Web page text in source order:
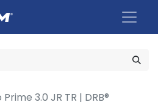
3.0 JR TR | DRB®